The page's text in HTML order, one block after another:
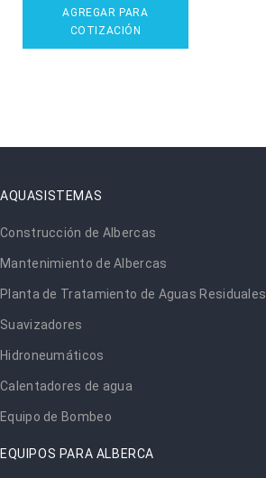
AGREGAR PARA
COTIZACIÓN
AQUASISTEMAS
Construcción de Albercas
Mantenimiento de Albercas
Planta de Tratamiento de Aguas Residuales
Suavizadores
Hidroneumáticos
Calentadores de agua
Equipo de Bombeo
EQUIPOS PARA ALBERCA